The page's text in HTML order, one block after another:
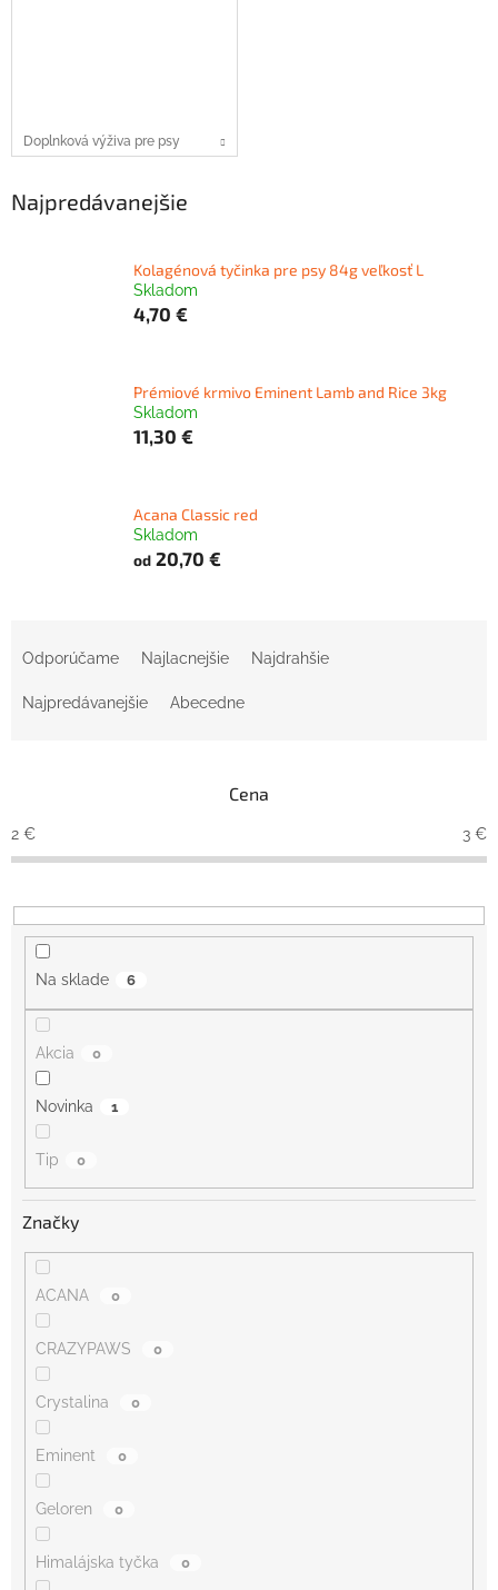
Doplnková výživa pre psy
Najpredávanejšie
Kolagénová tyčinka pre psy 84g veľkosť L
Skladom
4,70 €
Prémiové krmivo Eminent Lamb and Rice 3kg
Skladom
11,30 €
Acana Classic red
Skladom
od 20,70 €
r
o
u
k
Odporúčame Najlacnejšie Najdrahšie
Najpredávanejšie Abecedne
Cena
2 € 3 €
Na sklade 6
Akcia 0
Novinka 1
Tip 0
Značky
ACANA 0
CRAZYPAWS 0
Crystalina 0
Eminent 0
Geloren 0
Himalájska tyčka 0